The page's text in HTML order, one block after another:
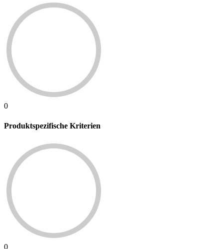
0
Produktspezifische Kriterien
0